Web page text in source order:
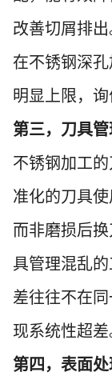
改善切屑排出
在不锈钢深
明显上限，询
第三，刀具
不锈钢加工
准化的刀具
而非磨损后
具管理混乱
差往往不在
现系统性超差
第四，表面